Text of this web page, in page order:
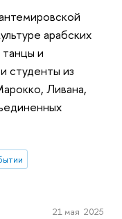
арабских
и
студенты из
Ливана,
21 мая 2025